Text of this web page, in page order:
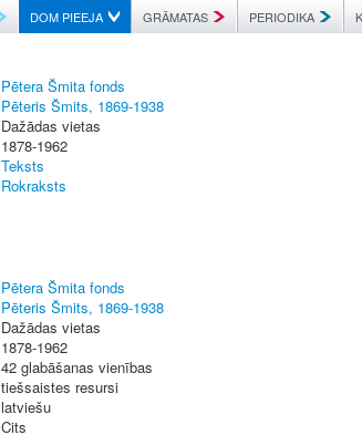
DOM PIEEJA GRĀMATAS PERIODIKA
Pētera Šmita fonds
Pēteris Šmits, 1869-1938
Dažādas vietas
1878-1962
Teksts
Rokraksts
Pētera Šmita fonds
Pēteris Šmits, 1869-1938
Dažādas vietas
1878-1962
42 glabāšanas vienības
tiešsaistes resursi
latviešu
Cits